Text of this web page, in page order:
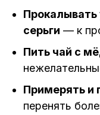
Прокалывать
серьги — к
Пить чай с
Примерять и
перенять